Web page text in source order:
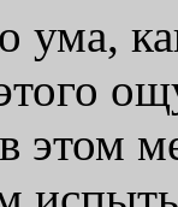
ума,
этом